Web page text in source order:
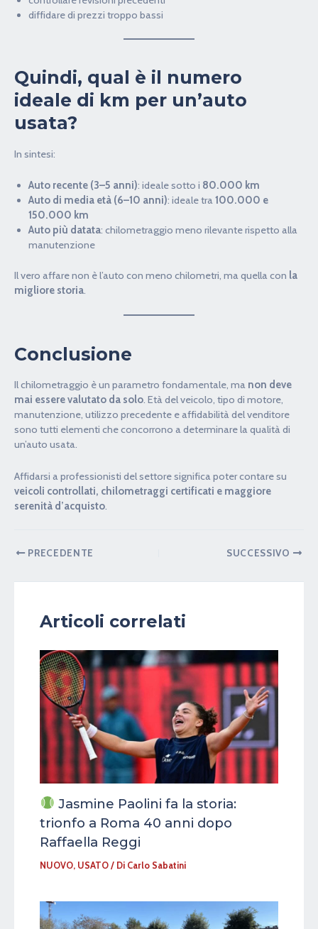
diffidare di prezzi troppo bassi
Quindi, qual è il numero
ideale di km per un’auto
usata?
In sintesi:
Auto recente (3–5 anni): ideale sotto i 80.000 km
Auto di media età (6–10 anni): ideale tra100.000 e
150.000 km
Auto più datata: chilometraggio meno rilevante rispetto alla
manutenzione
Il vero affare non è l’auto con meno chilometri, ma quella con la
migliore storia.
Conclusione
Il chilometraggio è un parametro fondamentale, ma non deve
mai essere valutato da solo. Età del veicolo, tipo di motore,
manutenzione, utilizzo precedente e affidabilità del venditore
sono tutti elementi che concorrono a determinare la qualità di
un’auto usata.
Affidarsi a professionisti del settore significa poter contare su
veicoli controllati, chilometraggi certificati e maggiore
serenità d’acquisto.
PRECEDENTE SUCCESSIVO
Articoli correlati
Jasmine Paolini fa la storia:
trionfo a Roma 40 anni dopo
Raffaella Reggi
NUOVO, USATO / Di Carlo Sabatini